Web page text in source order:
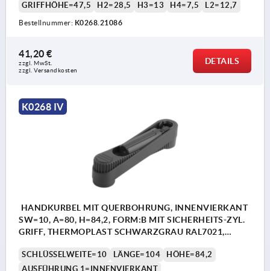
GRIFFHÖHE=47,5
H2=28,5 H3=13 H4=7,5 L2=12,7
Bestellnummer: K0268.21086
41,20 €
zzgl. MwSt.
zzgl. Versandkosten
DETAILS
K0268 IV
HANDKURBEL MIT QUERBOHRUNG, INNENVIERKANT
SW=10, A=80, H=84,2, FORM:B MIT SICHERHEITS-ZYL.
GRIFF, THERMOPLAST SCHWARZGRAU RAL7021,
SCHLÜSSELWEITE=10 LÄNGE=104
HÖHE=84,2
AUSFÜHRUNG 1=INNENVIERKANT